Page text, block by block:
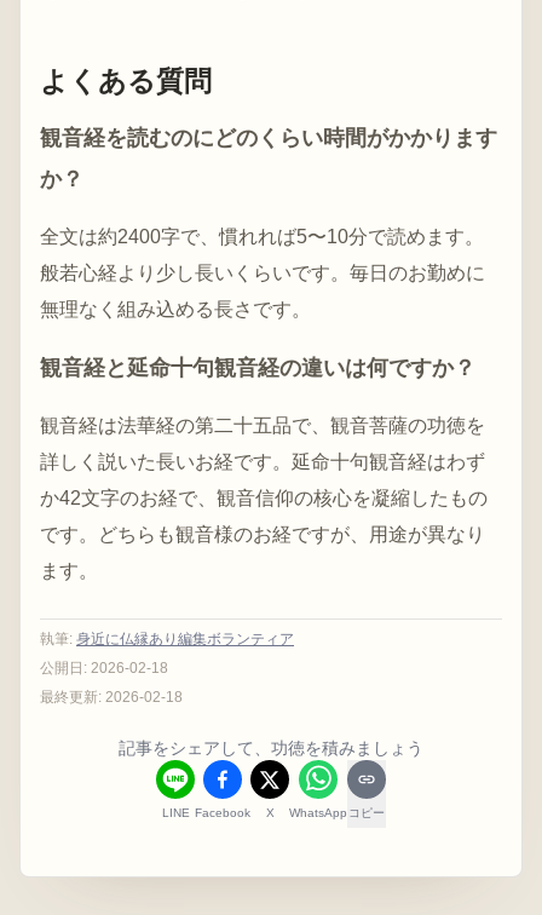
よくある質問
観音経を読むのにどのくらい時間がかかります
か？
全文は約2400字で、慣れれば5〜10分で読めます。
般若心経より少し長いくらいです。毎日のお勤めに
無理なく組み込める長さです。
観音経と延命十句観音経の違いは何ですか？
観音経は法華経の第二十五品で、観音菩薩の功徳を
詳しく説いた長いお経です。延命十句観音経はわず
か42文字のお経で、観音信仰の核心を凝縮したもの
です。どちらも観音様のお経ですが、用途が異なり
ます。
執筆: 身近に仏縁あり編集ボランティア
公開日: 2026-02-18
最終更新: 2026-02-18
記事をシェアして、功徳を積みましょう
LINE Facebook X WhatsApp コピー